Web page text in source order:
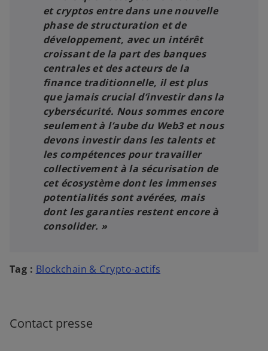
et cryptos entre dans une nouvelle
phase de structuration et de
développement, avec un intérêt
croissant de la part des banques
centrales et des acteurs de la
finance traditionnelle, il est plus
que jamais crucial d’investir dans la
cybersécurité. Nous sommes encore
seulement à l’aube du Web3 et nous
devons investir dans les talents et
les compétences pour travailler
collectivement à la sécurisation de
cet écosystème dont les immenses
potentialités sont avérées, mais
dont les garanties restent encore à
consolider. »
Tag : Blockchain & Crypto-actifs
Contact presse